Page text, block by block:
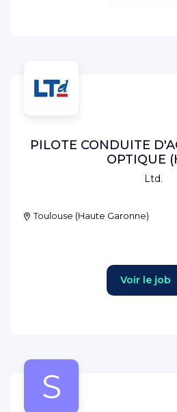
Ltd.
PILOTE CONDUITE
OPTIQUE
Toulouse (Haute Garonne)
Voir le job
S